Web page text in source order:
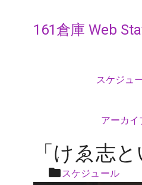
161倉庫 Web
スケジュ
アーカイ
「けゑ志
スケジュール